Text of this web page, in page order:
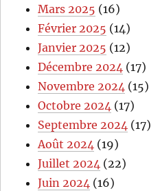
Mars 2025 (16)
Février 2025 (14)
Janvier 2025 (12)
Décembre 2024 (17)
Novembre 2024 (15)
Octobre 2024 (17)
Septembre 2024 (17)
Août 2024 (19)
Juillet 2024 (22)
Juin 2024 (16)